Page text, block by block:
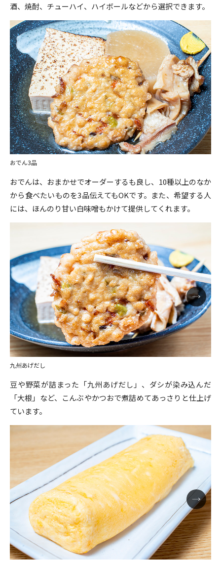
酒、焼酎、チューハイ、ハイボールなどから選択できます。
おでん3品
おでんは、おまかせでオーダーするも良し、10種以上のなか
から食べたいものを3品伝えてもOKです。また、希望する人
には、ほんのり甘い白味噌もかけて提供してくれます。
九州あげだし
豆や野菜が詰まった「九州あげだし」、ダシが染み込んだ
「大根」など、こんぶやかつおで煮詰めてあっさりと仕上げ
ています。